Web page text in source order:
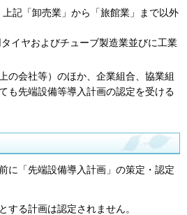
上記「卸売業」から「旅館業」まで以外
イヤおよびチューブ製造業並びに工業
の会社等）のほか、企業組合、協業組
も先端設備等導入計画の認定を受ける
に「先端設備導入計画」の策定・認定
する計画は認定されません。